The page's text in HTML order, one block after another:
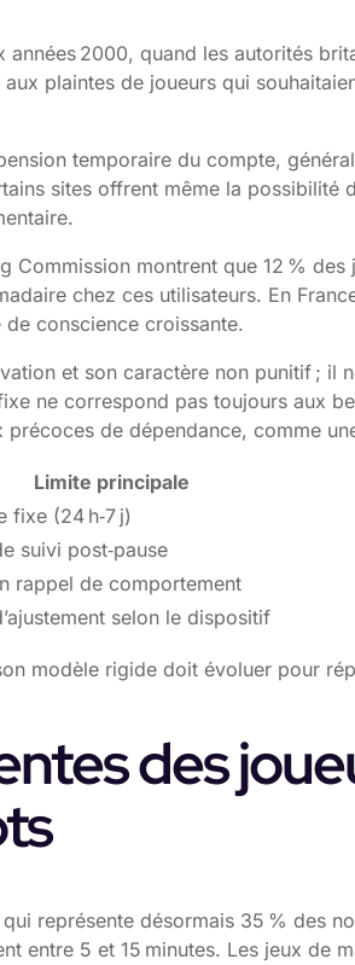
2000, quand les autorités
plaintes de joueurs qui
temporaire du compte,
sites offrent même la
Commission montrent que 12 %
chez ces utilisateurs. En
conscience croissante.
et son caractère non punitif ;
ne correspond pas toujours aux
précoces de dépendance, comme
Limite principale
fixe (24 h‑7 j)
suivi post‑pause
rappel de comportement
selon le dispositif
modèle rigide doit évoluer pour
des
représente désormais 35 % des
entre 5 et 15 minutes. Les jeux de